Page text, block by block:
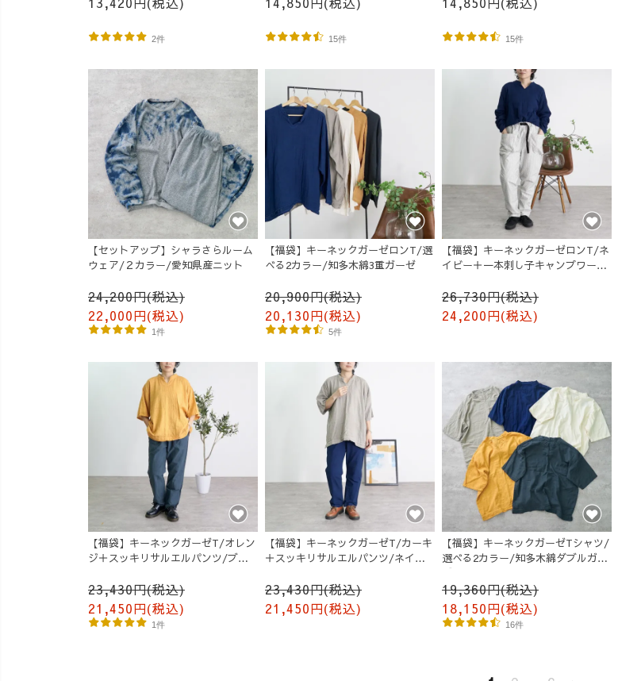
2件 15件 15件
【セットアップ】シャラさらルーム
ウェア/２カラー/愛知県産ニット
24,200円(税込)
22,000円(税込)
1件
【福袋】キーネックガーゼロンT/選
べる2カラー/知多木綿3重ガーゼ
20,900円(税込)
20,130円(税込)
5件
【福袋】キーネックガーゼロンT/ネ
イビー＋一本刺し子キャンプワーク
26,730円(税込)
24,200円(税込)
【福袋】キーネックガーゼT/オレン
ジ＋スッキリサルエルパンツ/ブラ
23,430円(税込)
21,450円(税込)
1件
【福袋】キーネックガーゼT/カーキ
＋スッキリサルエルパンツ/ネイビ
23,430円(税込)
21,450円(税込)
【福袋】キーネックガーゼTシャツ/
選べる2カラー/知多木綿ダブルガー
ゼ
19,360円(税込)
18,150円(税込)
16件